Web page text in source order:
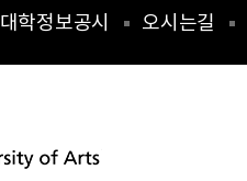
대학정보공시 오시는길